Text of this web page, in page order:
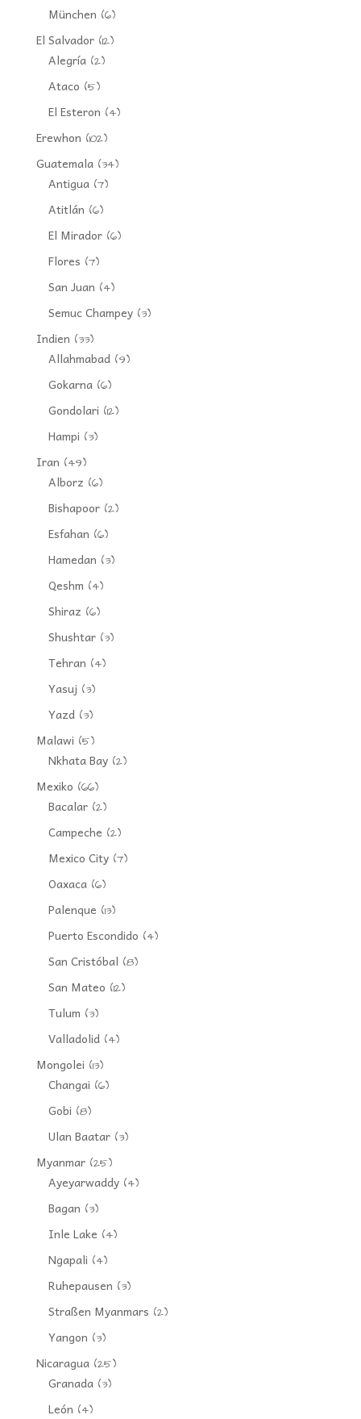
München (6)
El Salvador(12)
Alegría(2)
Ataco (5)
El Esteron (4)
Erewhon (102)
Guatemala(34)
Antigua(7)
Atitlán (6)
El Mirador(6)
Flores (7)
San Juan (4)
Semuc Champey(3)
Indien (33)
Allahmabad(9)
Gokarna(6)
Gondolari (12)
Hampi (3)
Iran (49)
Alborz (6)
Bishapoor(2)
Esfahan (6)
Hamedan (3)
Qeshm (4)
Shiraz (6)
Shushtar(3)
Tehran (4)
Yasuj (3)
Yazd(3)
Malawi (5)
Nkhata Bay(2)
Mexiko (66)
Bacalar(2)
Campeche (2)
Mexico City(7)
Oaxaca(6)
Palenque (13)
Puerto Escondido (4)
San Cristóbal (8)
San Mateo (12)
Tulum (3)
Valladolid(4)
Mongolei (13)
Changai (6)
Gobi (8)
Ulan Baatar(3)
Myanmar(25)
Ayeyarwaddy(4)
Bagan (3)
Inle Lake (4)
Ngapali (4)
Ruhepausen (3)
Straßen Myanmars (2)
Yangon (3)
Nicaragua(25)
Granada(3)
León (4)